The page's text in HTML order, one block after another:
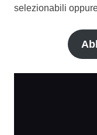
selezionabili